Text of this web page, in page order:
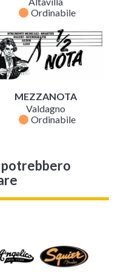
fiber_manual_record Ordinabile
MEZZANOTA
Valdagno
fiber_manual_record Ordinabile